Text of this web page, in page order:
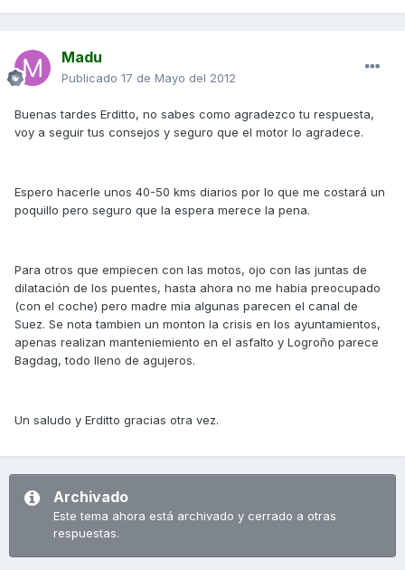
Madu
Publicado 17 de Mayo del 2012
Buenas tardes Erditto, no sabes como agradezco tu respuesta,
voy a seguir tus consejos y seguro que el motor lo agradece.
Espero hacerle unos 40-50 kms diarios por lo que me costará un
poquillo pero seguro que la espera merece la pena.
Para otros que empiecen con las motos, ojo con las juntas de
dilatación de los puentes, hasta ahora no me habia preocupado
(con el coche) pero madre mia algunas parecen el canal de
Suez. Se nota tambien un monton la crisis en los ayuntamientos,
apenas realizan manteniemiento en el asfalto y Logroño parece
Bagdag, todo lleno de agujeros.
Un saludo y Erditto gracias otra vez.
Archivado
Este tema ahora está archivado y cerrado a otras
respuestas.